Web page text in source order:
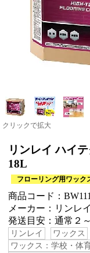
クリックで拡大
リンレイ ハイ
18L
フローリング用ワック
商品コード：
メーカー：リンレ
発送目安：通常２
リンレイ ワックス
ワックス：学校・体